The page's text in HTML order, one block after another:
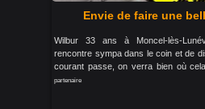
Envie de faire une
Wilbur 33 ans à Moncel-lès-
rencontre sympa dans le coin et de
courant passe, on verra bien où
partenaire